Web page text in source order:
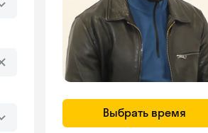
Выбрать время